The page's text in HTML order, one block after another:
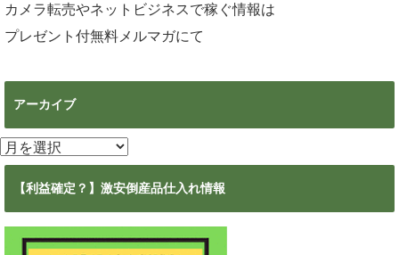
カメラ転売やネットビジネスで稼ぐ情報は
プレゼント付無料メルマガにて
アーカイブ
ア
ー
【利益確定？】激安倒産品仕入れ情報